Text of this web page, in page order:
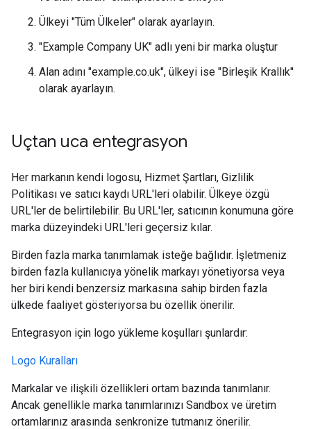
Ülkeyi "Tüm Ülkeler" olarak ayarlayın.
"Example Company UK" adlı yeni bir marka oluştur
Alan adını "example.co.uk", ülkeyi ise "Birleşik Krallık"
olarak ayarlayın.
Uçtan uca entegrasyon
Her markanın kendi logosu, Hizmet Şartları, Gizlilik
Politikası ve satıcı kaydı URL'leri olabilir. Ülkeye özgü
URL'ler de belirtilebilir. Bu URL'ler, satıcının konumuna göre
marka düzeyindeki URL'leri geçersiz kılar.
Birden fazla marka tanımlamak isteğe bağlıdır. İşletmeniz
birden fazla kullanıcıya yönelik markayı yönetiyorsa veya
her biri kendi benzersiz markasına sahip birden fazla
ülkede faaliyet gösteriyorsa bu özellik önerilir.
Entegrasyon için logo yükleme koşulları şunlardır:
Logo Kuralları
Markalar ve ilişkili özellikleri ortam bazında tanımlanır.
Ancak genellikle marka tanımlarınızı Sandbox ve üretim
ortamlarınız arasında senkronize tutmanız önerilir.